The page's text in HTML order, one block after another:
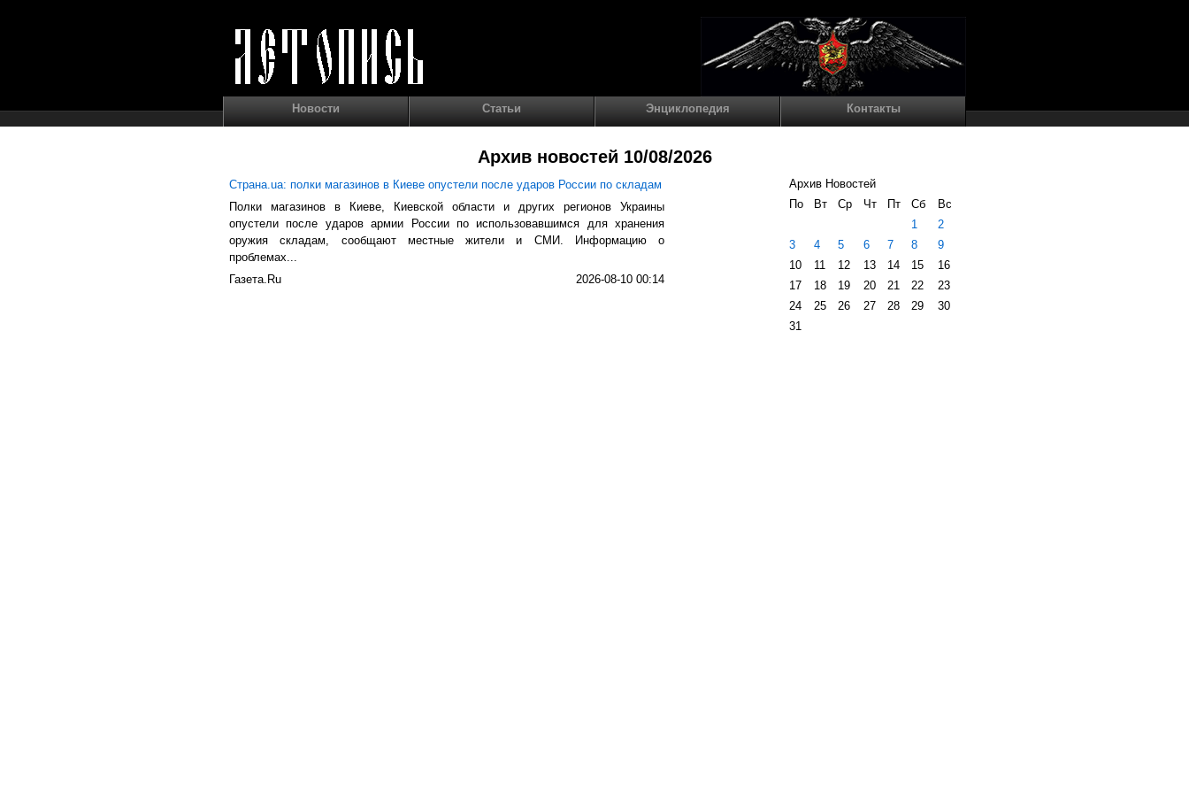
Новости Статьи Энциклопедия Контакты
Архив новостей 10/08/2026
Страна.ua: полки магазинов в Киеве опустели после ударов России по складам
Полки магазинов в Киеве, Киевской области и других регионов Украины
опустели после ударов армии России по использовавшимся для хранения
оружия складам, сообщают местные жители и СМИ. Информацию о
проблемах...
Газета.Ru
2026-08-10 00:14
Архив Новостей
По
Вт Ср Чт Пт Сб
Вс
1
2
3
4 5 6 7 8
9
10
11 12 13 14 15
16
17
18 19 20 21 22
23
24
25 26 27 28 29
30
31